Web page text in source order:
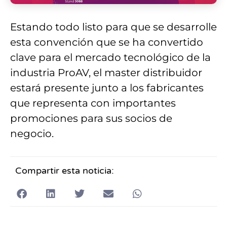
Estando todo listo para que se desarrolle
esta convención que se ha convertido
clave para el mercado tecnológico de la
industria ProAV, el master distribuidor
estará presente junto a los fabricantes
que representa con importantes
promociones para sus socios de
negocio.
Compartir esta noticia: